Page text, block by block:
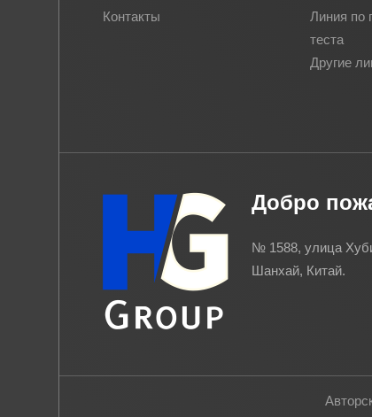
Контакты
Линия по
теста
Другие
Добро
№ 1588, улица
Шанхай, Китай.